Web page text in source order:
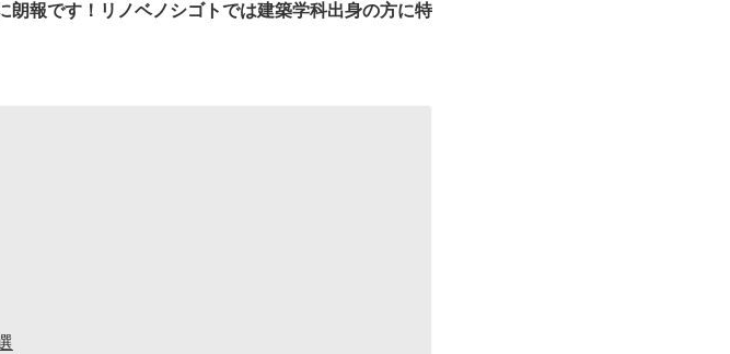
報です！リノベノシゴトでは建築学科出身の方に特